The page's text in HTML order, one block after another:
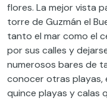
flores. La mejor vista
torre de Guzmán el
tanto el mar como el
por sus calles y
numerosos bares de
conocer otras playas,
quince playas y calas